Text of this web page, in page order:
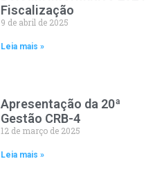
Fiscalização
9 de abril de 2025
Leia mais »
Apresentação da 20ª
Gestão CRB-4
12 de março de 2025
Leia mais »